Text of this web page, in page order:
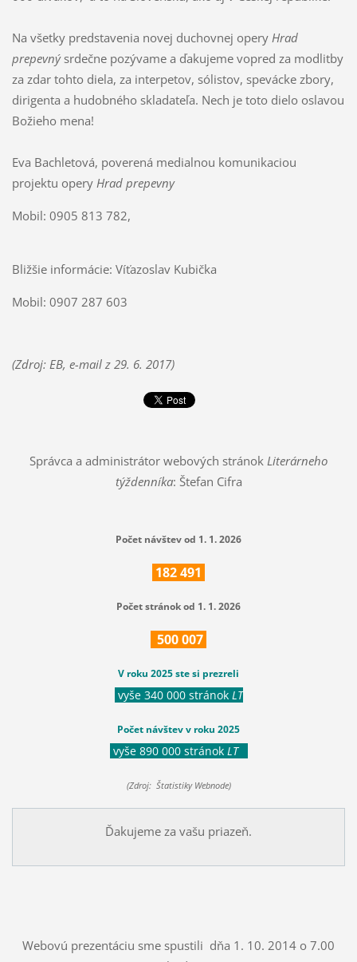
Na všetky predstavenia novej duchovnej opery Hrad
prepevnýsrdečne pozývame a ďakujeme vopred za modlitby
za zdar tohto diela, za interpetov, sólistov, spevácke zbory,
dirigenta a hudobného skladateľa. Nech je toto dielo oslavou
Božieho mena!
Eva Bachletová, poverená medialnou komunikaciou
projektu opery Hrad prepevny
Mobil: 0905 813 782,
Bližšie informácie: Víťazoslav Kubička
Mobil: 0907 287 603
(Zdroj: EB, e-mail z 29. 6. 2017)
Správca a administrátor webových stránok Literárneho
týždenníka: Štefan Cifra
Počet návštev od 1. 1. 2026
182491
Počet stránok od 1. 1. 2026
500007
V roku 2025 ste si prezreli
vyše 340 000 stránok LT
Počet návštev v roku 2025
vyše 890 000 stránok LT
(Zdroj: Štatistiky Webnode)
Ďakujeme za vašu priazeň.
Webovú prezentáciu sme spustili dňa 1. 10. 2014 o 7.00